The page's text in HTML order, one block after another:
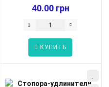
40.00 грн
КУПИТЬ